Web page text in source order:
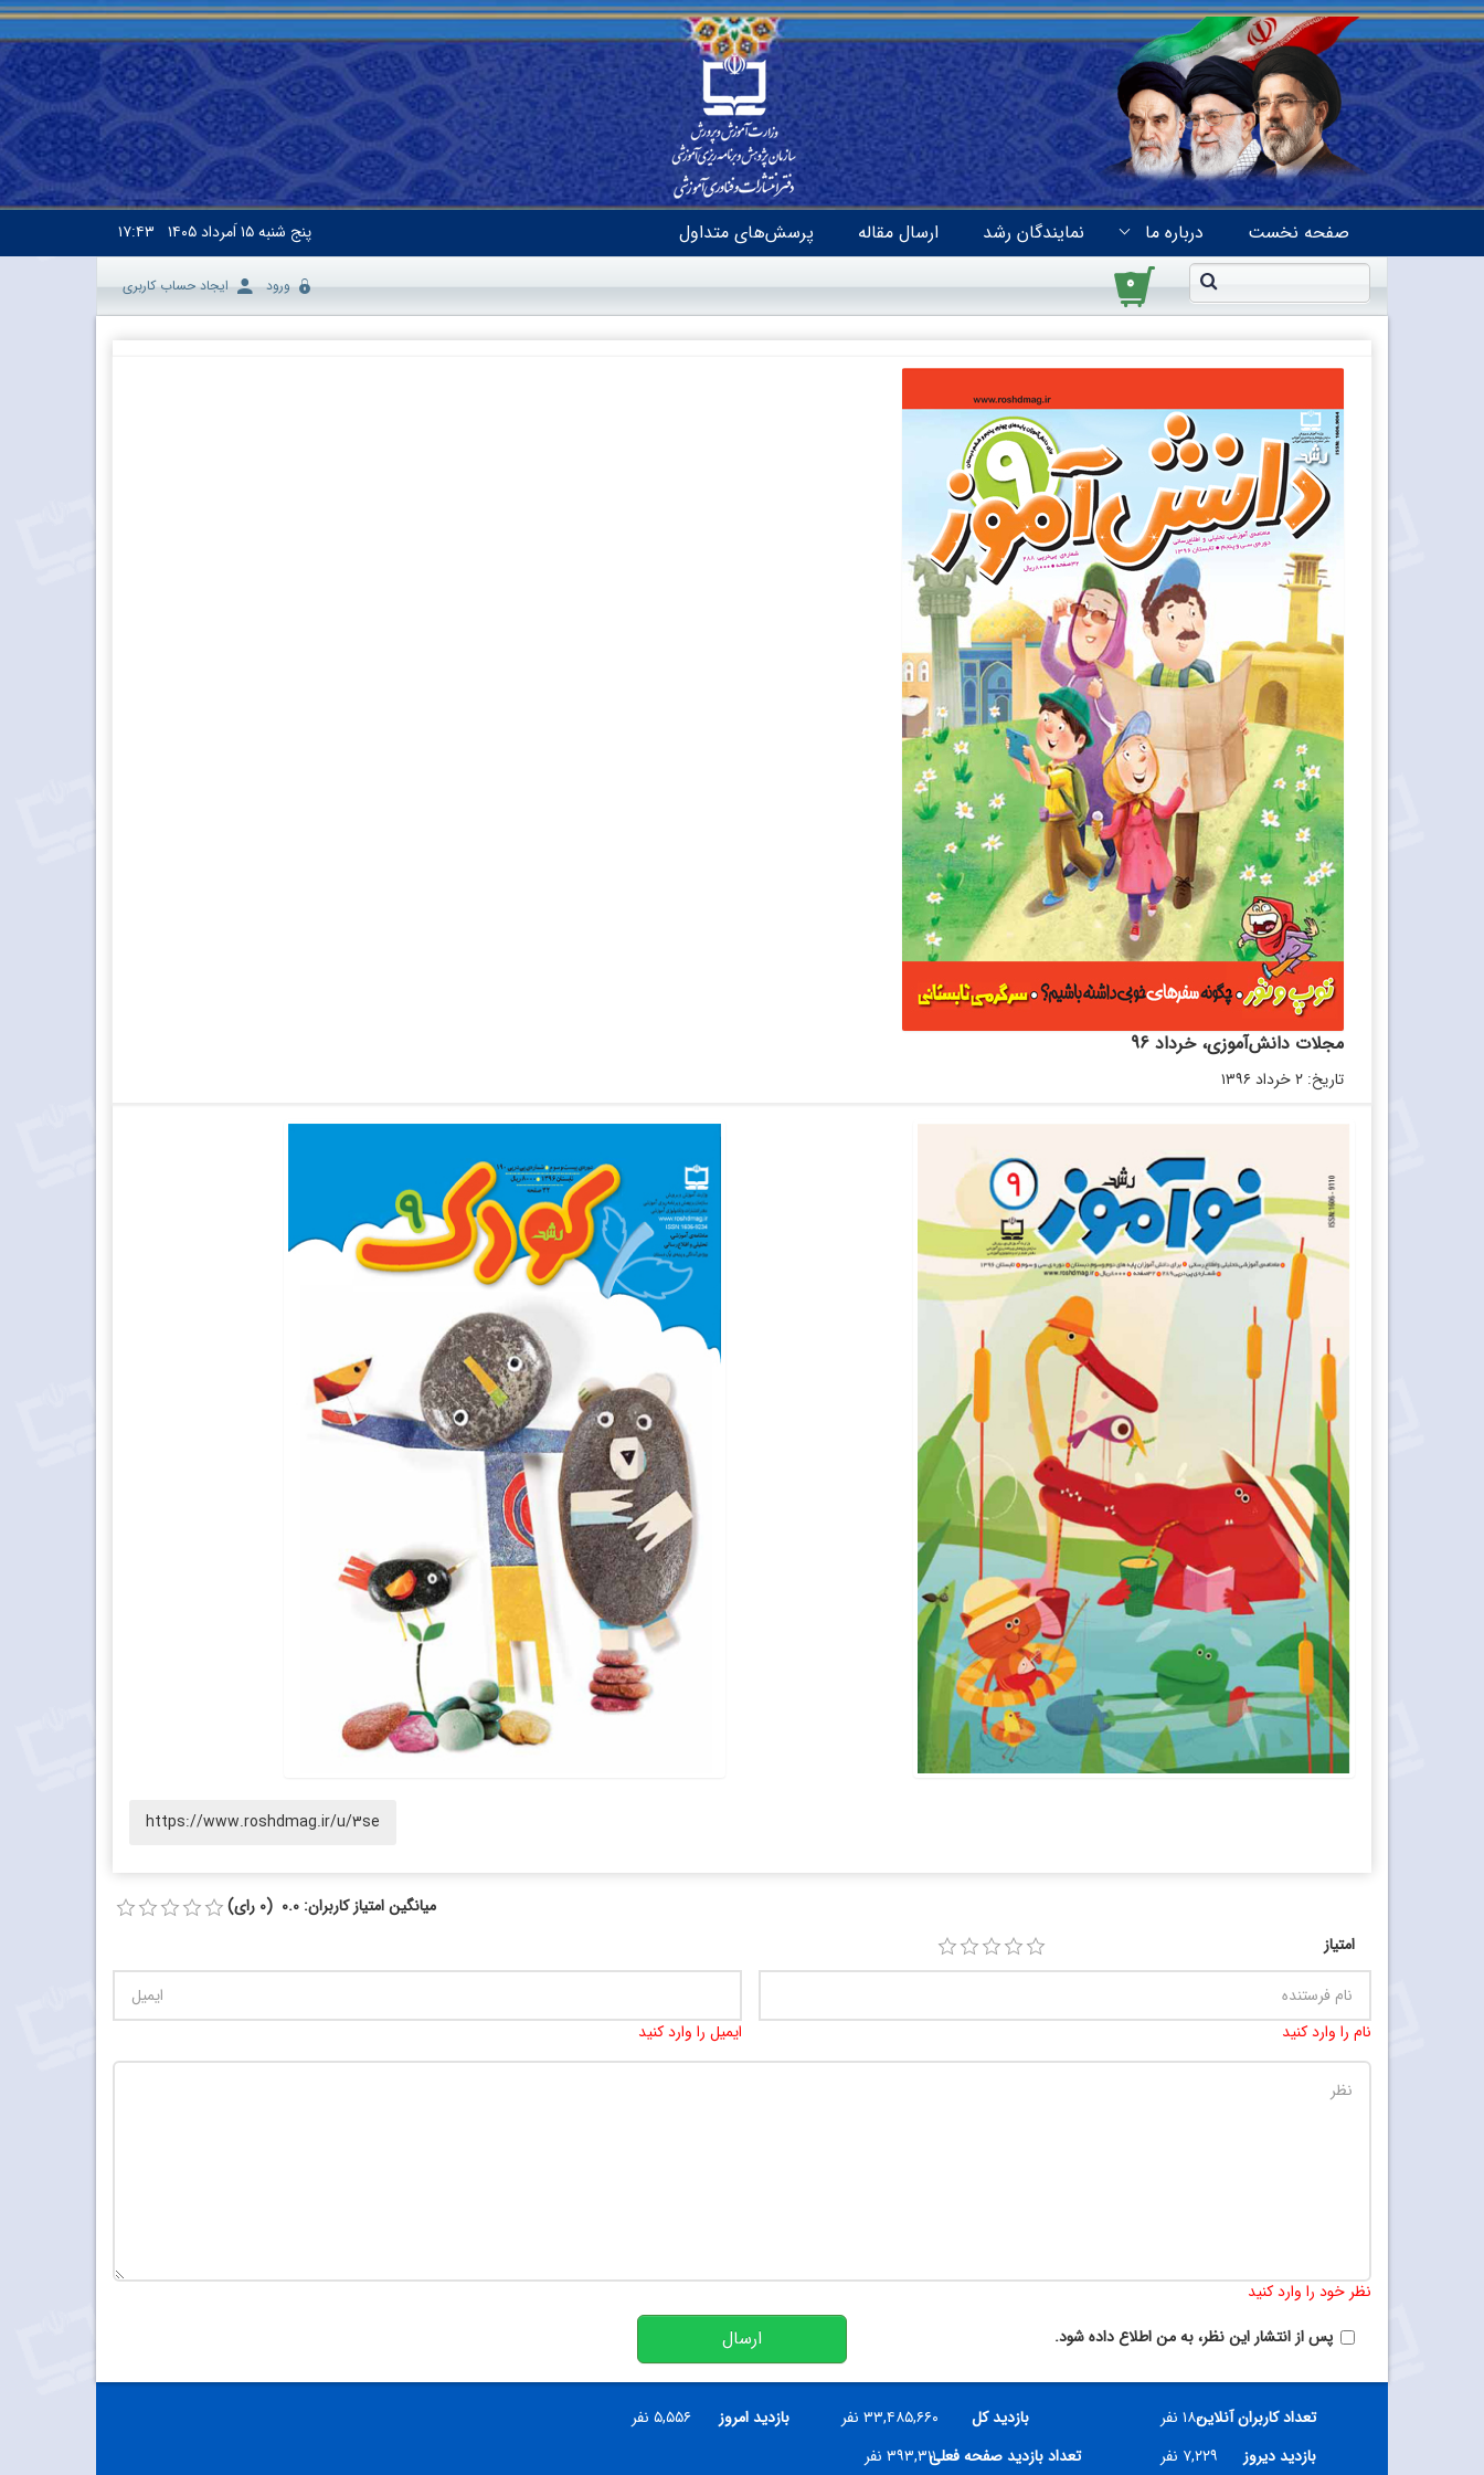
صفحه نخست درباره ما نمایندگان رشد ارسال مقاله پرسش‌های متداول پنج شنبه۱۵ اَمرداد ۱۴۰۵ ۱۷:۴۳
۰ ورود ایجاد حساب کاربری
مجلات دانش‌آموزی، خرداد 96
تاریخ: ۲ خرداد ۱۳۹۶
https://www.roshdmag.ir/u/3se
میانگین امتیاز کاربران: 0.0 (0 رای)
امتیاز
نام را وارد کنید ایمیل را وارد کنید
نظر خود را وارد کنید
پس از انتشار این نظر، به من اطلاع داده شود.
ارسال
تعداد کاربران آنلاین۱۸۰ نفر بازدید کل ۳۳,۴۸۵,۶۶۰ نفر بازدید امروز
۵,۵۵۶ نفر
بازدید دیروز
۷,۲۲۹ نفر تعداد بازدید صفحه فعلی۳۹۳,۳۱۱ نفر